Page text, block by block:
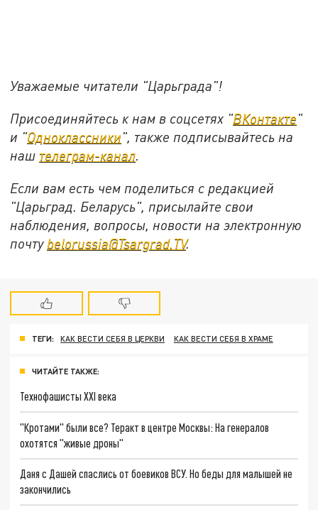
Уважаемые читатели "Царьграда"!
Присоединяйтесь к нам в соцсетях "ВКонтакте"
и "Одноклассники", также подписывайтесь на
наш телеграм-канал.
Если вам есть чем поделиться с редакцией
"Царьград. Беларусь", присылайте свои
наблюдения, вопросы, новости на электронную
почту belorussia@Tsargrad.TV.
ТЕГИ: КАК ВЕСТИ СЕБЯ В ЦЕРКВИ КАК ВЕСТИ СЕБЯ В ХРАМЕ
ЧИТАЙТЕ ТАКЖЕ:
Технофашисты XXI века
"Кротами" были все? Теракт в центре Москвы: На генералов
охотятся "живые дроны"
Даня с Дашей спаслись от боевиков ВСУ. Но беды для малышей не
закончились